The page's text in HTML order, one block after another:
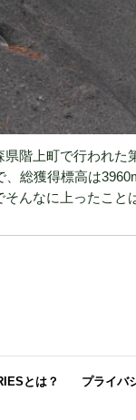
県階上町で行われ
総獲得標高は
そんなに上ったこと
とは？ プライバ